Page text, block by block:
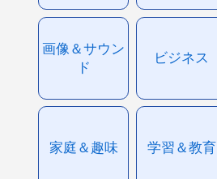
画像＆サウン
ド
ビジネス
家庭＆趣味 学習＆教育